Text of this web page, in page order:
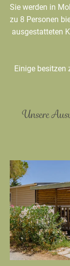
Sie werden in
zu 8 Personen
ausgestatteten
Einige besitzen
Unsere